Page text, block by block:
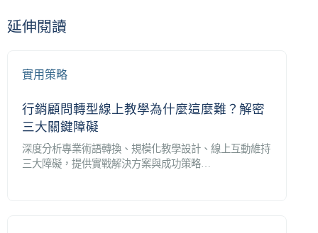
延伸閱讀
實用策略
行銷顧問轉型線上教學為什麼這麼難？解密
三大關鍵障礙
深度分析專業術語轉換、規模化教學設計、線上互動維持
三大障礙，提供實戰解決方案與成功策略…